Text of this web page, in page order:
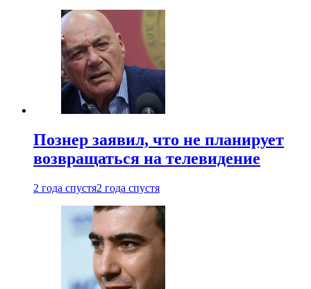
Познер заявил, что не планирует
возвращаться на телевидение
2 года спустя2 года спустя